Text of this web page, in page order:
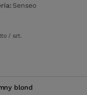
Senseo
blond
/ szt.